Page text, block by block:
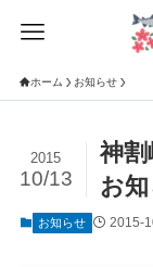
ホーム お知らせ
神
お
2015
10/13
お知らせ 2015-